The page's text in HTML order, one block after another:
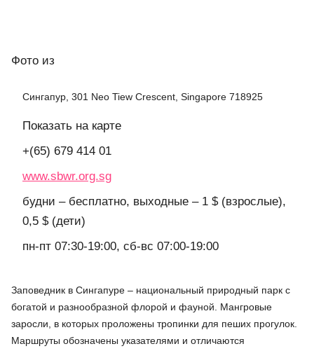
Фото из
Сингапур, 301 Neo Tiew Crescent, Singapore 718925
Показать на карте
+(65) 679 414 01
www.sbwr.org.sg
будни – бесплатно, выходные – 1 $ (взрослые),
0,5 $ (дети)
пн-пт 07:30-19:00, сб-вс 07:00-19:00
Заповедник в Сингапуре – национальный природный парк с
богатой и разнообразной флорой и фауной. Мангровые
заросли, в которых проложены тропинки для пеших прогулок.
Маршруты обозначены указателями и отличаются